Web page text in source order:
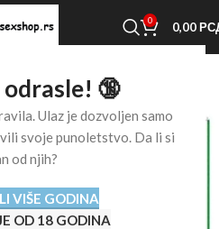
odrasle! 🔞
Ulaz je dozvoljen samo
svoje punoletstvo. Da li si
od njih?
VIŠE GODINA
OD 18 GODINA
0 0,00